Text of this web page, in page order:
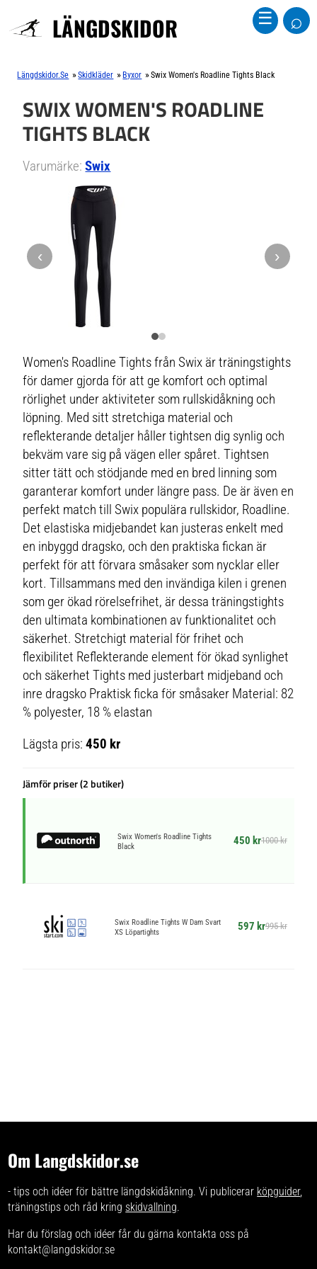
LÄNGDSKIDOR ☰ ⌕
Längdskidor.se »Skidkläder » Byxor »Swix Women's Roadline Tights Black
SWIX WOMEN'S ROADLINE
TIGHTS BLACK
Varumärke:Swix
‹ ›
Women's Roadline Tights från Swix är träningstights
för damer gjorda för att ge komfort och optimal
rörlighet under aktiviteter som rullskidåkning och
löpning. Med sitt stretchiga material och
reflekterande detaljer håller tightsen dig synlig och
bekväm vare sig på vägen eller spåret. Tightsen
sitter tätt och stödjande med en bred linning som
garanterar komfort under längre pass. De är även en
perfekt match till Swix populära rullskidor, Roadline.
Det elastiska midjebandet kan justeras enkelt med
en inbyggd dragsko, och den praktiska fickan är
perfekt för att förvara småsaker som nycklar eller
kort. Tillsammans med den invändiga kilen i grenen
som ger ökad rörelsefrihet, är dessa träningstights
den ultimata kombinationen av funktionalitet och
säkerhet. Stretchigt material för frihet och
flexibilitet Reflekterande element för ökad synlighet
och säkerhet Tights med justerbart midjeband och
inre dragsko Praktisk ficka för småsaker Material: 82
% polyester, 18 % elastan
Lägsta pris:450 kr
Jämför priser (2 butiker)
Swix Women's Roadline Tights
Black
450 kr1000 kr
Swix Roadline Tights W Dam Svart
XS Löpartights
597 kr995 kr
Om Langdskidor.se
- tips och idéer för bättre längdskidåkning. Vi publicerar köpguider,
träningstips och råd kring skidvallning.
Har du förslag och idéer får du gärna kontakta oss på
kontakt@langdskidor.se